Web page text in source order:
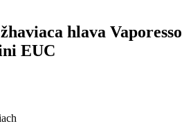
hlava Vaporesso
EUC